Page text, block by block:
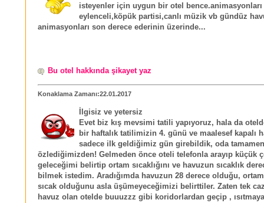
isteyenler için uygun bir otel bence.animasyonları
eylenceli,köpük partisi,canlı müzik vb gündüz
animasyonları son derece ederinin üzerinde...
Bu otel hakkında şikayet yaz
Konaklama Zamanı:22.01.2017
İlgisiz ve yetersiz
Evet biz kış mevsimi tatili yapıyoruz, hala da
bir haftalık tatilimizin 4. günü ve maalesef kapalı
sadece ilk geldiğimiz gün girebildik, oda
özlediğimizden! Gelmeden önce oteli telefonla arayıp küçük
geleceğimi belirtip ortam sıcaklığını ve havuzun sıcaklık
bilmek istedim. Aradığımda havuzun 28 derece olduğu,
sıcak olduğunu asla üşümeyeceğimizi belirttiler. Zaten tek
havuz olan otelde buuuzzz gibi koridorlardan geçip , ısıtmaya